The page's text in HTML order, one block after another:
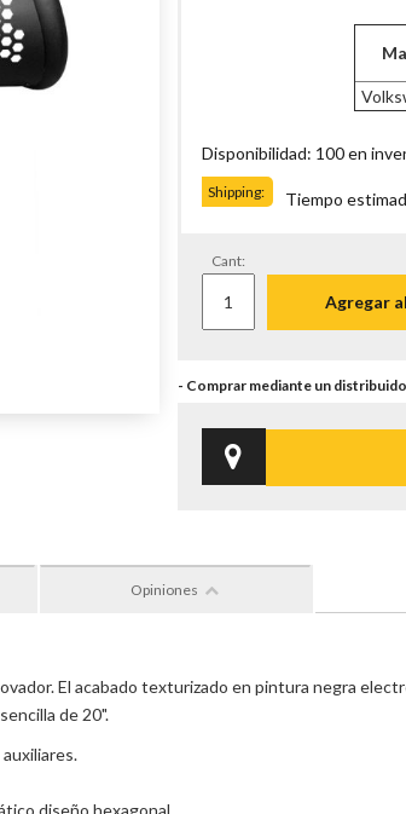
Disponibilidad: 100 en
Shipping: Tiempo
Cant:
Agregar
Opiniones
El acabado texturizado en pintura negra
de 20".
diseño hexagonal